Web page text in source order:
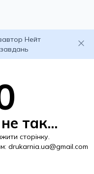
Нейт
так...
сторінку.
drukarnia.ua@gmail.com